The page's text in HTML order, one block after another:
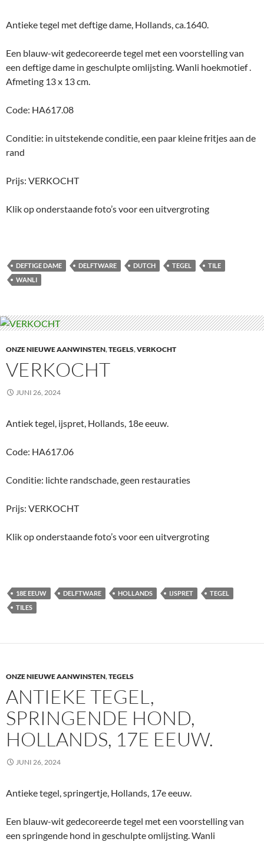
Antieke tegel met deftige dame, Hollands, ca.1640.
Een blauw-wit gedecoreerde tegel met een voorstelling van
een deftige dame in geschulpte omlijsting. Wanli hoekmotief .
Afmeting 13 x 13 cm.
Code: HA617.08
Conditie: in uitstekende conditie, een paar kleine fritjes aan de
rand
Prijs: VERKOCHT
Klik op onderstaande foto’s voor een uitvergroting
DEFTIGE DAME DELFTWARE DUTCH TEGEL
TILE
WANLI
ONZE NIEUWE AANWINSTEN,TEGELS,VERKOCHT
VERKOCHT
JUNI 26, 2024
Antiek tegel, ijspret, Hollands, 18e eeuw.
Code: HA617.06
Conditie: lichte randschade, geen restauraties
Prijs: VERKOCHT
Klik op onderstaande foto’s voor een uitvergroting
18E EEUW DELFTWARE HOLLANDS IJSPRET
TEGEL
TILES
ONZE NIEUWE AANWINSTEN,TEGELS
ANTIEKE TEGEL,
SPRINGENDE HOND,
HOLLANDS, 17E EEUW.
JUNI 26, 2024
Antieke tegel, springertje, Hollands, 17e eeuw.
Een blauw-wit gedecoreerde tegel met een voorstelling van
een springende hond in geschulpte omlijsting. Wanli